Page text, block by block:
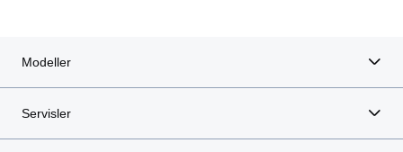
Modeller
Servisler